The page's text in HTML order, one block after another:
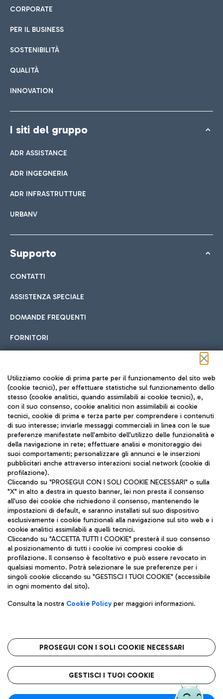
CORPORATE
PER IL BUSINESS
SOSTENIBILITÀ
QUALITÀ
INNOVATION
I siti del gruppo
ADR ASSISTANCE
ADR INGEGNERIA
ADR INFRASTRUTTURE
URBANV
Supporto
CONTATTI
ASSISTENZA SPECIALE
DOMANDE FREQUENTI
FORNITORI
Seguici sui social
TRAVEL JOURNAL
ITA
Aeroporti di Roma S.p.A. - Società soggetta a direzione e
coordinamento di Mundys S.p.A.
Codice fiscale e Registro delle Imprese di Roma 13032990155 P.
IVA 06572251004
Capitale sociale 62.224.743,00 int. vers.
Sede legale: Via Pier Paolo Racchetti 1 - 00054 Fiumicino (RM)
telefono +39 06 65951
Privacy policy
Note legali
Roma FCO
L'aeroporto stellato
Utilizziamo cookie di prima parte per il funzionamento del sito web
(cookie tecnici), per effettuare statistiche sul funzionamento dello
stesso (cookie analitici, quando assimilabili ai cookie tecnici), e,
con il suo consenso, cookie analitici non assimilabili ai cookie
tecnici, cookie di prima e terza parte per comprendere i contenuti
di suo interesse; inviarle messaggi commerciali in linea con le sue
preferenze manifestate nell'ambito dell'utilizzo delle funzionalità e
della navigazione in rete; effettuare analisi e monitoraggio dei
suoi comportamenti; personalizzare gli annunci e le inserzioni
pubblicitari anche attraverso interazioni social network (cookie di
profilazione).
Cliccando su "PROSEGUI CON I SOLI COOKIE NECESSARI" o sulla
"X" in alto a destra in questo banner, lei non presta il consenso
all'uso dei cookie che richiedono il consenso, mantenendo le
impostazioni di default, e saranno installati sul suo dispositivo
esclusivamente i cookie funzionali alla navigazione sul sito web e i
cookie analitici assimilabili a quelli tecnici.
Cliccando su "ACCETTA TUTTI I COOKIE" presterà il suo consenso
al posizionamento di tutti i cookie ivi compresi cookie di
profilazione. Il consenso è facoltativo e può essere revocato in
qualsiasi momento. Potrà selezionare le sue preferenze per i
singoli cookie cliccando su "GESTISCI I TUOI COOKIE" (accessibile
in ogni momento dal sito).
Consulta la nostra Cookie Policyper maggiori informazioni.
PROSEGUI CON I SOLI COOKIE NECESSARI
GESTISCI I TUOI COOKIE